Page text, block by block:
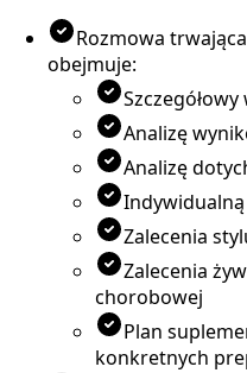
Rozmowa
obejmuje:
Analizę
Analizę
Zalecenia
Zalecenia
chorobowej
Plan
konkretnych